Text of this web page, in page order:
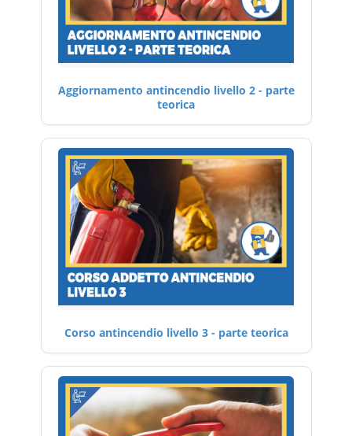
Aggiornamento antincendio livello 2 - parte
teorica
Corso antincendio livello 3 - parte teorica